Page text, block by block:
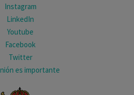
Instagram
LinkedIn
Youtube
Facebook
Twitter
es importante